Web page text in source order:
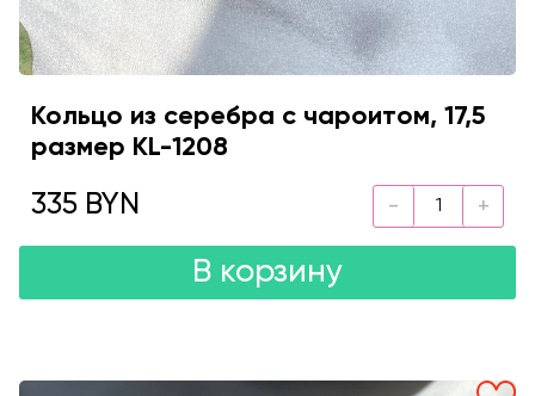
Кольцо из серебра с чароитом, 17,5
размер KL-1208
335 BYN
В корзину